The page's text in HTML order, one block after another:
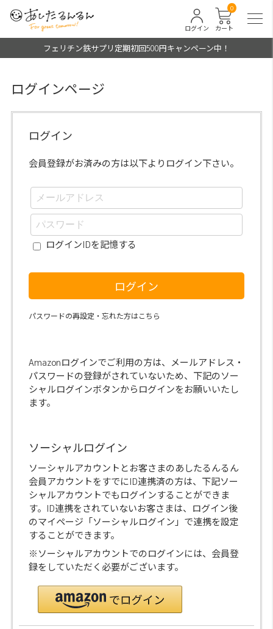
カート
0
ログイン
フェリチン鉄サプリ定期初回500円キャンペーン中！
ログインページ
ログイン
会員登録がお済みの方は以下よりログイン下さい。
ログインIDを記憶する
ログイン
パスワードの再設定・忘れた方はこちら
Amazonログインでご利用の方は、メールアドレス・
パスワードの登録がされていないため、下記のソー
シャルログインボタンからログインをお願いいたし
ます。
ソーシャルログイン
ソーシャルアカウントとお客さまのあしたるんるん
会員アカウントをすでにID連携済の方は、下記ソー
シャルアカウントでもログインすることができま
す。ID連携をされていないお客さまは、ログイン後
のマイページ「ソーシャルログイン」で連携を設定
することができます。
※ソーシャルアカウントでのログインには、会員登
録をしていただく必要がございます。